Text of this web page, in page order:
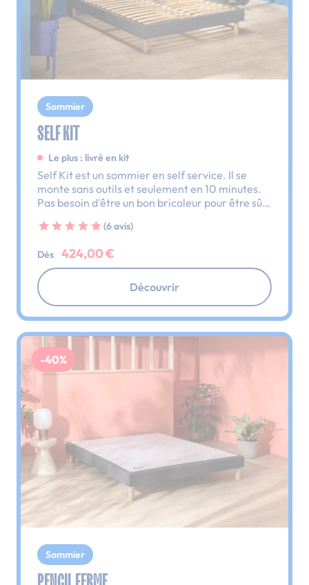
Sommier
SELF KIT
Le plus : livré en kit
Self Kit est un sommier en self service. Il se
monte sans outils et seulement en 10 minutes.
Pas besoin d'être un bon bricoleur pour être sûr
(6 avis)
Dès 424,00 €
Découvrir
-40%
Sommier